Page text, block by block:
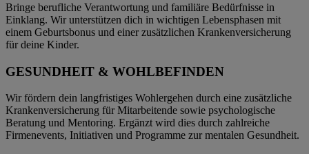
Bringe berufliche Verantwortung und familiäre Bedürfnisse in
Einklang. Wir unterstützen dich in wichtigen Lebensphasen mit
einem Geburtsbonus und einer zusätzlichen Krankenversicherung
für deine Kinder.
GESUNDHEIT & WOHLBEFINDEN
Wir fördern dein langfristiges Wohlergehen durch eine zusätzliche
Krankenversicherung für Mitarbeitende sowie psychologische
Beratung und Mentoring. Ergänzt wird dies durch zahlreiche
Firmenevents, Initiativen und Programme zur mentalen Gesundheit.